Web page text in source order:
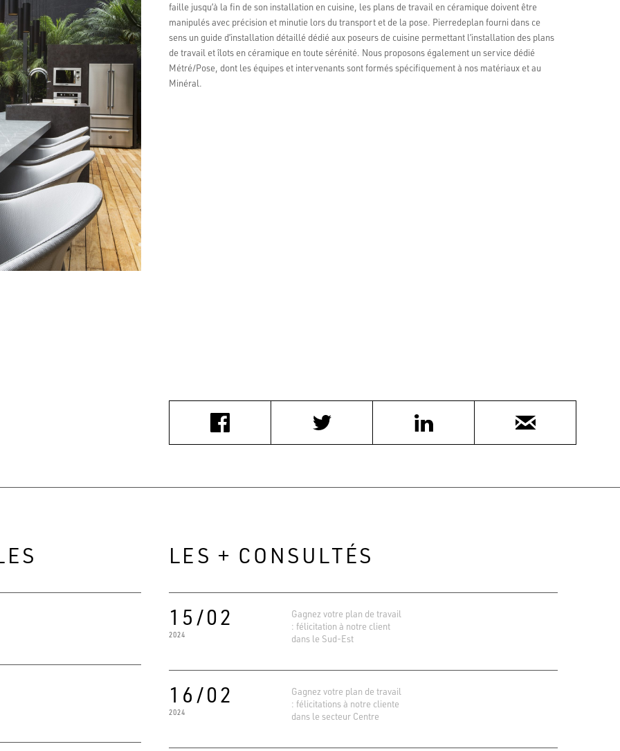
faille jusqu’à la fin de son installation en cuisine, les plans de travail en céramique doivent être
manipulés avec précision et minutie lors du transport et de la pose. Pierredeplan fourni dans ce
sens un guide d’installation détaillé dédié aux poseurs de cuisine permettant l’installation des plans
de travail et îlots en céramique en toute sérénité. Nous proposons également un service dédié
Métré/Pose, dont les équipes et intervenants sont formés spécifiquement à nos matériaux et au
Minéral.
LES + CONSULTÉS
15/02
2024
Gagnez votre plan de travail
: félicitation à notre client
dans le Sud-Est
16/02
2024
Gagnez votre plan de travail
: félicitations à notre cliente
dans le secteur Centre